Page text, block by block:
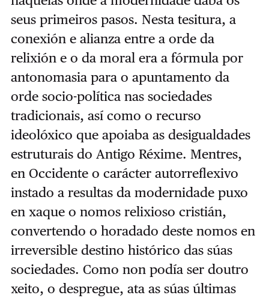
seus primeiros pasos. Nesta tesitura, a
conexión e alianza entre a orde da
relixión e o da moral era a fórmula por
antonomasia para o apuntamento da
orde socio-política nas sociedades
tradicionais, así como o recurso
ideolóxico que apoiaba as desigualdades
estruturais do Antigo Réxime. Mentres,
en Occidente o carácter autorreflexivo
instado a resultas da modernidade puxo
en xaque o nomos relixioso cristián,
convertendo o horadado deste nomos en
irreversible destino histórico das súas
sociedades. Como non podía ser doutro
xeito, o despregue, ata as súas últimas